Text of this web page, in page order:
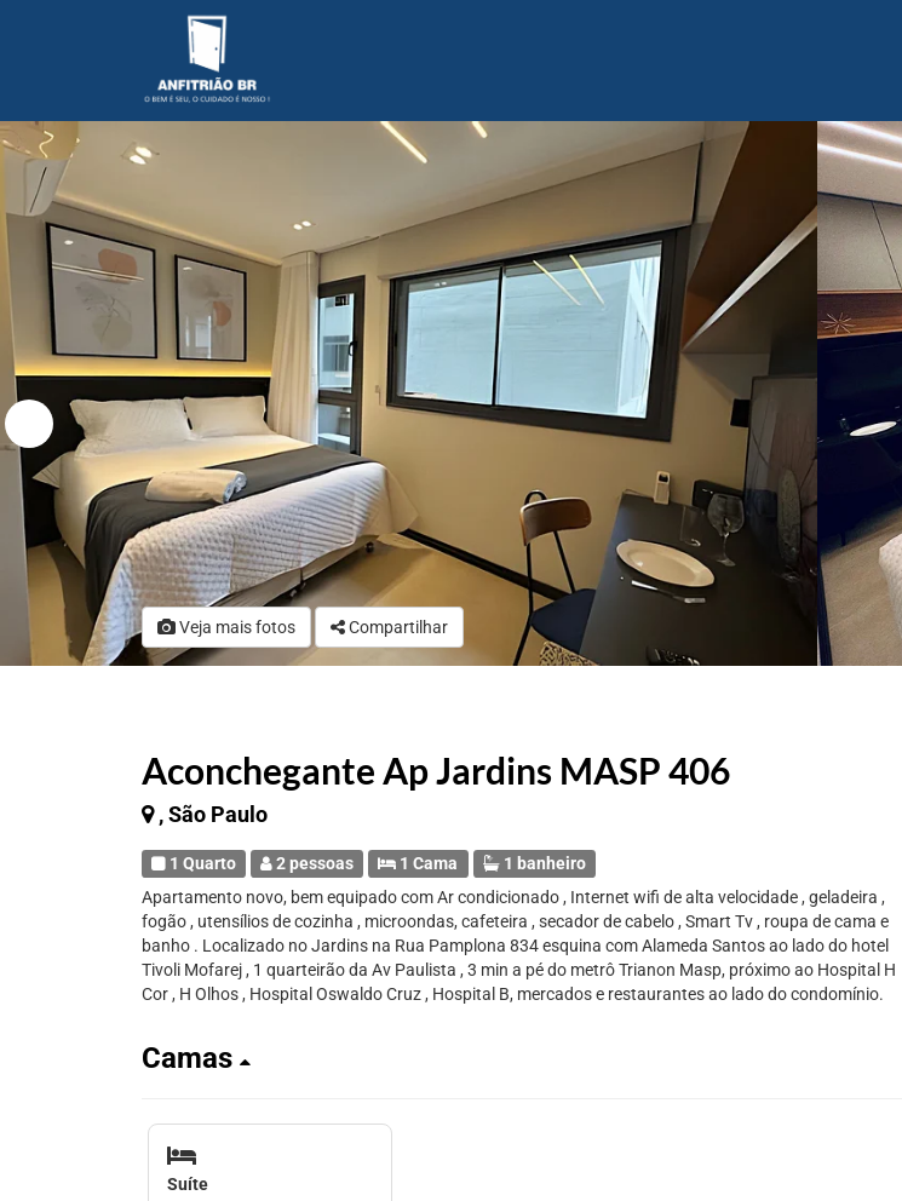
Veja mais fotos Compartilhar
Aconchegante Ap Jardins MASP 406
, São Paulo
1 Quarto 2 pessoas 1 Cama
1 banheiro
Apartamento novo, bem equipado com Ar condicionado , Internet wifi de alta velocidade , geladeira ,
fogão , utensílios de cozinha , microondas, cafeteira , secador de cabelo , Smart Tv , roupa de cama e
banho . Localizado no Jardins na Rua Pamplona 834 esquina com Alameda Santos ao lado do hotel
Tivoli Mofarej , 1 quarteirão da Av Paulista , 3 min a pé do metrô Trianon Masp, próximo ao Hospital H
Cor , H Olhos , Hospital Oswaldo Cruz , Hospital B, mercados e restaurantes ao lado do condomínio.
Camas
Suíte